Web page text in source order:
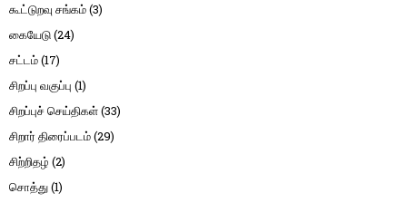
கூட்டுறவு சங்கம்(3)
கையேடு(24)
சட்டம்(17)
சிறப்பு வகுப்பு (1)
சிறப்புச் செய்திகள்(33)
சிறார் திரைப்படம்(29)
சிற்றிதழ் (2)
சொத்து(1)